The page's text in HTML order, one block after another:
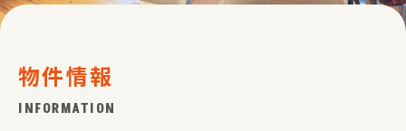
物件情報
INFORMATION